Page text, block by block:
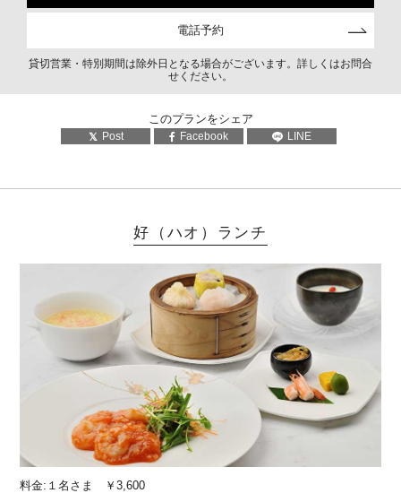
電話予約
貸切営業・特別期間は除外日となる場合がございます。詳しくはお問合
せください。
このプランをシェア
Post Facebook LINE
好（ハオ）ランチ
料金:１名さま ￥3,600